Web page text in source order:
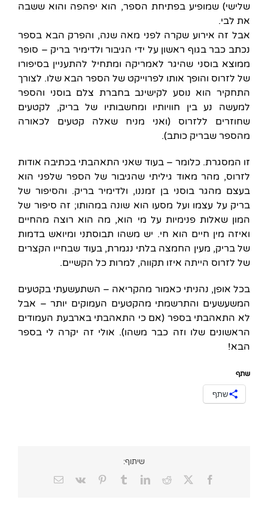
שלישי) שמופיע בפתיחת הספר, הוא יפהפה והוא ששבה
את לבי.
אבל זה אירוע שקרה לפני מאה שנה, והפרק הבא בספר
נכתב כבר בגוף ראשון על ידי הגיבור ולדימיר בריק – סופר
ממוצא בוסני שהיגר לאמריקה ומתחיל להתעניין בסיפורו
של לזרוס והופך אותו לפרוייקט של הספר הבא שלו. לצורך
התחקיר הוא נוסע לקישינב בחברת צלם בוסני והספר
למעשה נע בין חוויותיו ומחשבותיו של בריק, לקטעים
שחוזרים ללזרוס (ואני מניח שאלה קטעים לכאורה
מהספר שבריק כותב).
זו המסגרת. כלומר – בעוד שאני התאהבתי בכתיבה אודות
לזרוס, מהר מאוד גיליתי שהגיבור של הספר שלפני הוא
בעצם מהגר בוסני בן זמננו, ולדימיר בריק. והסיפור של
בריק על עצמו ועל מסעו הוא שונה במהותו; זה סיפור של
המון שאלות פנימיות על מי הוא, מה הוא רוצה מהחיים
ואיזה מין חיים הוא חי. יש משהו תבוסתני ומיואש בדמות
של בריק, מעין החמצה בלתי נגמרת, בעוד שבחייו הקצרים
של לזרוס הייתה איזו תקווה, למרות כל הקשיים.
בכל אופן, נהניתי כאמור מהקריאה – השתעשעתי בקטעים
המשעשעים והתרשמתי מהקטעים העמוקים יותר – אבל
לא התאהבתי בספר (אם כי התאהבתי בארבעת העמודים
הראשונים שלו וזה כבר משהו). אולי זה יקרה לי בספר
הבא!
שתף
שתף
שיתוף:
Facebook
X
Reddit
LinkedIn
Tumblr
Pinterest
Vk
Email